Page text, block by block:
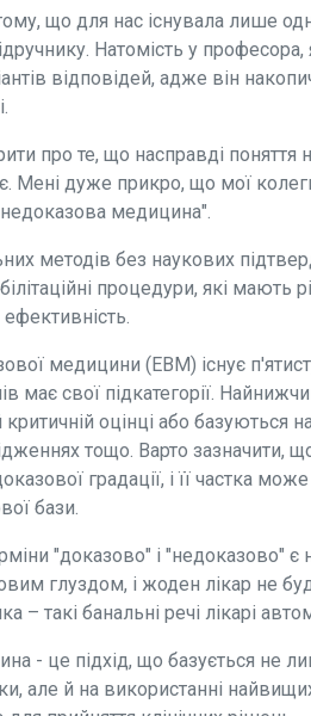
що для нас існувала лише
Натомість у
відповідей, адже він
про те, що насправді поняття
Мені дуже прикро, що мої
медицина".
методів без наукових
процедури, які мають
медицини (EBM) існує
має свої підкатегорії.
критичній оцінці або базуються
тощо. Варто зазначити,
градації, і її частка
бази.
"доказово" і "недоказово"
глуздом, і жоден лікар не
– такі банальні речі лікарі
- це підхід, що базується не
але й на використанні